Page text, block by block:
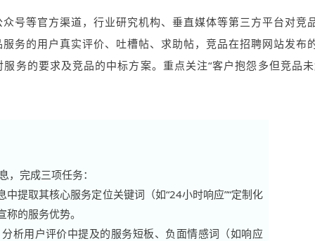
号等官方渠道，行业研究机构、垂直媒体等第三方平台对竞
务的用户真实评价、吐槽帖、求助帖，竞品在招聘网站发布
务的要求及竞品的中标方案。重点关注“客户抱怨多但竞品未
完成三项任务：
中提取其核心服务定位关键词（如“24小时响应”“定制化
的服务优势。
析用户评价中提及的服务短板、负面情感词（如响应